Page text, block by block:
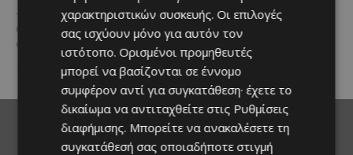
τον ρυθμό της σύγχρονης ζωής.
Οι σύγχρονοι ρυθμοί της ζωής
αλλάζουν τον τρόπο που...
Ilio Rodoni, παίρνοντας τη
σκυτάλη από τον κ. Εύρο
Στυλιανού,...
χαρακτηριστικών συσκευής. Οι επιλογές
σας ισχύουν μόνο για αυτόν τον
ιστότοπο. Ορισμένοι προμηθευτές
μπορεί να βασίζονται σε έννομο
συμφέρον αντί για συγκατάθεση· έχετε το
δικαίωμα να αντιταχθείτε στις Ρυθμίσεις
διαφήμισης. Μπορείτε να ανακαλέσετε τη
συγκατάθεσή σας οποιαδήποτε στιγμή